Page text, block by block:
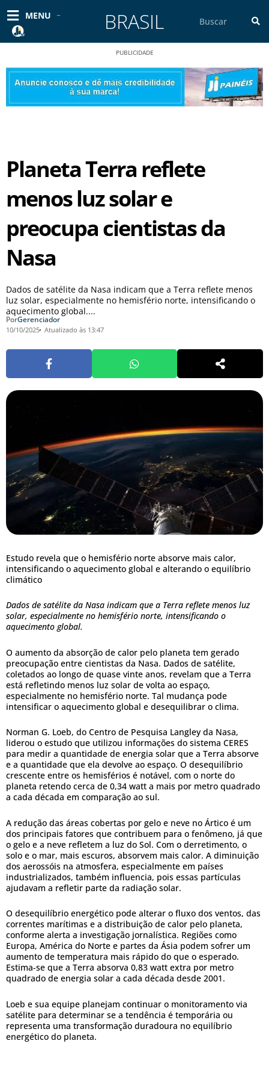
para
conteúdo
MENU BRASIL
PUBLICIDADE
Planeta Terra reflete
menos luz solar e
preocupa cientistas da
Nasa
Dados de satélite da Nasa indicam que a Terra reflete menos
luz solar, especialmente no hemisfério norte, intensificando o
aquecimento global....
PorGerenciador
10/10/2025 Atualizado às 13:47
Estudo revela que o hemisfério norte absorve mais calor,
intensificando o aquecimento global e alterando o equilíbrio
climático
Dados de satélite da Nasa indicam que a Terra reflete menos luz
solar, especialmente no hemisfério norte, intensificando o
aquecimento global.
O aumento da absorção de calor pelo planeta tem gerado
preocupação entre cientistas da Nasa. Dados de satélite,
coletados ao longo de quase vinte anos, revelam que a Terra
está refletindo menos luz solar de volta ao espaço,
especialmente no hemisfério norte. Tal mudança pode
intensificar o aquecimento global e desequilibrar o clima.
Norman G. Loeb, do Centro de Pesquisa Langley da Nasa,
liderou o estudo que utilizou informações do sistema CERES
para medir a quantidade de energia solar que a Terra absorve
e a quantidade que ela devolve ao espaço. O desequilíbrio
crescente entre os hemisférios é notável, com o norte do
planeta retendo cerca de 0,34 watt a mais por metro quadrado
a cada década em comparação ao sul.
A redução das áreas cobertas por gelo e neve no Ártico é um
dos principais fatores que contribuem para o fenômeno, já que
o gelo e a neve refletem a luz do Sol. Com o derretimento, o
solo e o mar, mais escuros, absorvem mais calor. A diminuição
dos aerossóis na atmosfera, especialmente em países
industrializados, também influencia, pois essas partículas
ajudavam a refletir parte da radiação solar.
O desequilíbrio energético pode alterar o fluxo dos ventos, das
correntes marítimas e a distribuição de calor pelo planeta,
conforme alerta a investigação jornalística. Regiões como
Europa, América do Norte e partes da Ásia podem sofrer um
aumento de temperatura mais rápido do que o esperado.
Estima-se que a Terra absorva 0,83 watt extra por metro
quadrado de energia solar a cada década desde 2001.
Loeb e sua equipe planejam continuar o monitoramento via
satélite para determinar se a tendência é temporária ou
representa uma transformação duradoura no equilíbrio
energético do planeta.